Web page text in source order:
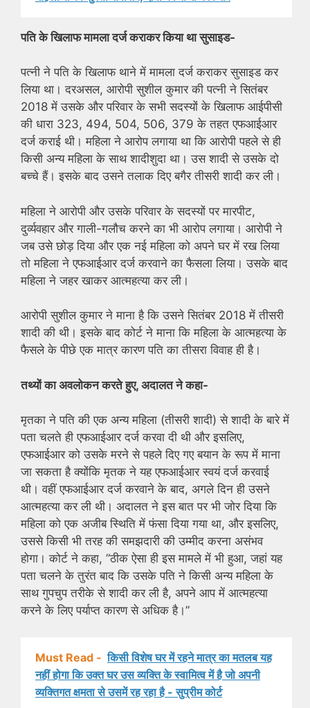
पति के खिलाफ मामला दर्ज कराकर किया था सुसाइड-
पत्नी ने पति के खिलाफ थाने में मामला दर्ज कराकर सुसाइड कर
लिया था। दरअसल, आरोपी सुशील कुमार की पत्‍नी ने सितंबर
2018 में उसके और परिवार के सभी सदस्‍यों के खिलाफ आईपीसी
की धारा 323, 494, 504, 506, 379 के तहत एफआईआर
दर्ज कराई थी। महिला ने आरोप लगाया था कि आरोपी पहले से ही
किसी अन्‍य महिला के साथ शादीशुदा था। उस शादी से उसके दो
बच्‍चे हैं। इसके बाद उसने तलाक दिए बगैर तीसरी शादी कर ली।
महिला ने आरोपी और उसके परिवार के सदस्‍यों पर मारपीट,
दुर्व्‍यवहार और गाली-गलौच करने का भी आरोप लगाया। आरोपी ने
जब उसे छोड़ दिया और एक नई महिला को अपने घर में रख लिया
तो महिला ने एफआईआर दर्ज करवाने का फैसला लिया। उसके बाद
महिला ने जहर खाकर आत्‍महत्‍या कर ली।
आरोपी सुशील कुमार ने माना है कि उसने सितंबर 2018 में तीसरी
शादी की थी। इसके बाद कोर्ट ने माना कि महिला के आत्महत्या के
फैसले के पीछे एक मात्र कारण पति का तीसरा विवाह ही है।
तथ्यों का अवलोकन करते हुए, अदालत ने कहा-
मृतका ने पति की एक अन्य महिला (तीसरी शादी) से शादी के बारे में
पता चलते ही एफआईआर दर्ज करवा दी थी और इसलिए,
एफआईआर को उसके मरने से पहले दिए गए बयान के रूप में माना
जा सकता है क्योंकि मृतक ने यह एफआईआर स्वयं दर्ज करवाई
थी। वहीं एफआईआर दर्ज करवाने के बाद, अगले दिन ही उसने
आत्महत्या कर ली थी। अदालत ने इस बात पर भी जोर दिया कि
महिला को एक अजीब स्थिति में फंसा दिया गया था, और इसलिए,
उससे किसी भी तरह की समझदारी की उम्मीद करना असंभव
होगा। कोर्ट ने कहा, ”ठीक ऐसा ही इस मामले में भी हुआ, जहां यह
पता चलने के तुरंत बाद कि उसके पति ने किसी अन्य महिला के
साथ गुपचुप तरीके से शादी कर ली है, अपने आप में आत्महत्या
करने के लिए पर्याप्त कारण से अधिक है।”
Must Read - किसी विशेष घर में रहने मात्र का मतलब यह
नहीं होगा कि उक्त घर उस व्यक्ति के स्वामित्व में है जो अपनी
व्यक्तिगत क्षमता से उसमें रह रहा है - सुप्रीम कोर्ट